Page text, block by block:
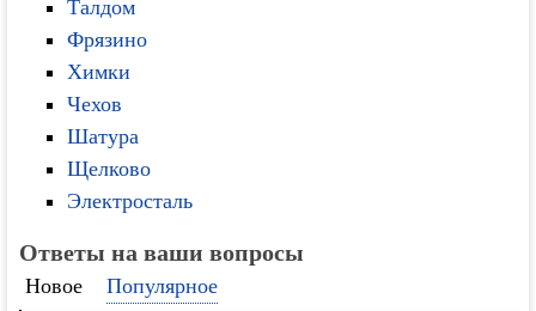
Талдом
Фрязино
Химки
Чехов
Шатура
Щелково
Электросталь
Ответы на ваши вопросы
Новое
Популярное